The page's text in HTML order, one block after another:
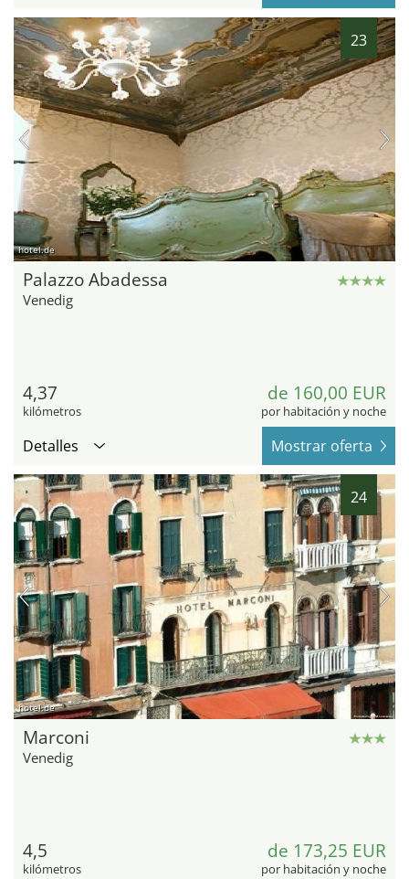
23
hotel.de
Palazzo Abadessa
Venedig
4,37
kilómetros
de 160,00 EUR
por habitación y noche
Detalles Mostrar oferta
24
hotel.de
Marconi
Venedig
4,5
kilómetros
de 173,25 EUR
por habitación y noche